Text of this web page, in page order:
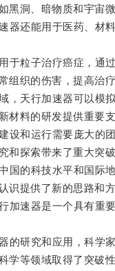
黑洞、暗物质和宇宙
还能用于医药、材
粒子治疗癌症，通
组织的伤害，提高治疗
天行加速器可以模
材料的研发提供重要支
和运行需要庞大的
和探索带来了重大突破
的科技水平和国际
识提供了新的思路和方
速器是一个具有重
研究和应用，科学
学等领域取得了突破性